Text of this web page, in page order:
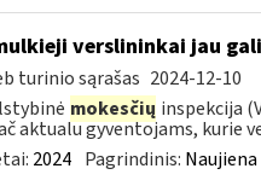
verslininkai jau
turinio sąrašas 2024-12-10
mokesčių inspekcija
aktualu gyventojams, kurie
2024 Pagrindinis: Naujiena